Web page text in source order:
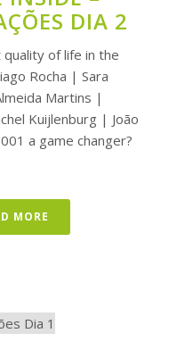
DIA 2
of life in the
Rocha | Sara
Martins |
Kuijlenburg | João
a game changer?
MORE